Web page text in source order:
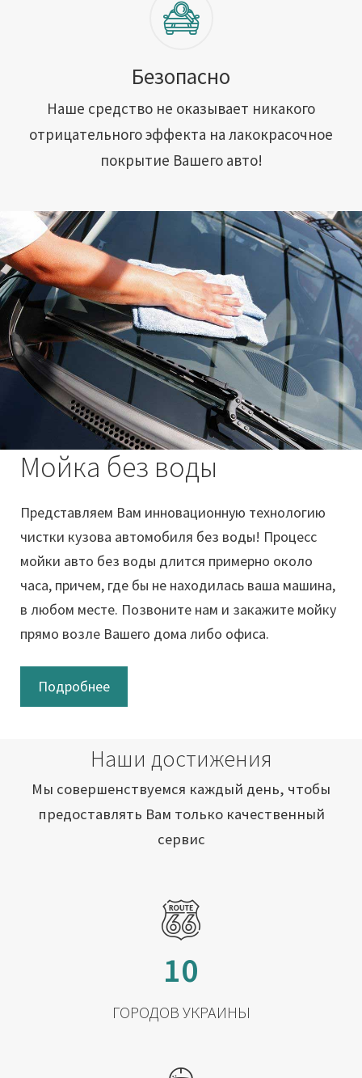
Безопасно
Наше средство не оказывает никакого
отрицательного эффекта на лакокрасочное
покрытие Вашего авто!
Мойка без воды
Представляем Вам инновационную технологию
чистки кузова автомобиля без воды! Процесс
мойки авто без воды длится примерно около
часа, причем, где бы не находилась ваша машина,
в любом месте. Позвоните нам и закажите мойку
прямо возле Вашего дома либо офиса.
Подробнее
Наши достижения
Мы совершенствуемся каждый день, чтобы
предоставлять Вам только качественный
сервис
10
ГОРОДОВ УКРАИНЫ